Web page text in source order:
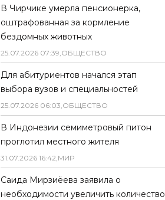
В Чирчике умерла пенсионерка,
оштрафованная за кормление
бездомных животных
25.07.2026 07:39,ОБЩЕСТВО
Для абитуриентов начался этап
выбора вузов и специальностей
25.07.2026 06:03,ОБЩЕСТВО
В Индонезии семиметровый питон
проглотил местного жителя
31.07.2026 16:42,МИР
Саида Мирзиёева заявила о
необходимости увеличить количество